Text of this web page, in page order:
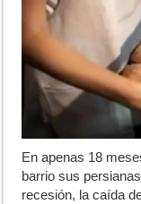
Teatro El Galpón
Confirmaron la fecha
INCUCAI
En apenas 18
barrio sus
recesión, la caída